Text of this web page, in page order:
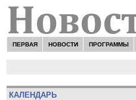
ПЕРВАЯ НОВОСТИ ПРОГРАММЫ
КАЛЕНДАРЬ